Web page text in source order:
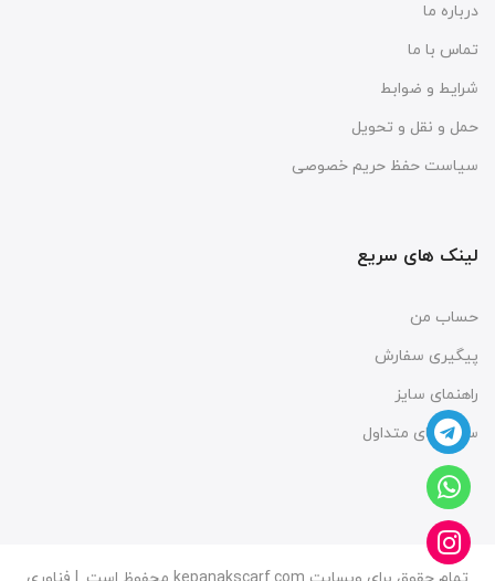
درباره ما
تماس با ما
شرایط و ضوابط
حمل و نقل و تحویل
سیاست حفظ حریم خصوصی
لینک های سریع
حساب من
پیگیری سفارش
راهنمای سایز
سوال های متداول